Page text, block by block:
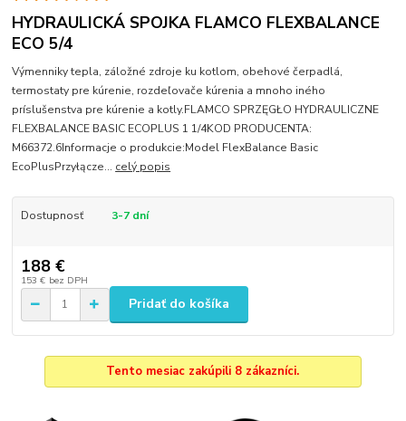
HYDRAULICKÁ SPOJKA FLAMCO FLEXBALANCE
ECO 5/4
Výmenniky tepla, záložné zdroje ku kotlom, obehové čerpadlá,
termostaty pre kúrenie, rozdeľovače kúrenia a mnoho iného
príslušenstva pre kúrenie a kotly.FLAMCO SPRZĘGŁO HYDRAULICZNE
FLEXBALANCE BASIC ECOPLUS 1 1/4KOD PRODUCENTA:
M66372.6Informacje o produkcie:Model FlexBalance Basic
EcoPlusPrzyłącze... celý popis
Dostupnosť 3-7 dní
188 €
153 € bez DPH
Pridať do košíka
Tento mesiac zakúpili 8 zákazníci.